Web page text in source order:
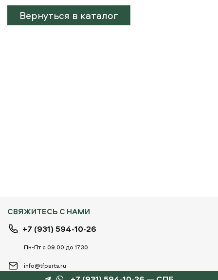
Вернуться в каталог
СВЯЖИТЕСЬ С НАМИ
+7 (931) 594-10-26
Пн-Пт с 09.00 до 17.30
info@tfparts.ru